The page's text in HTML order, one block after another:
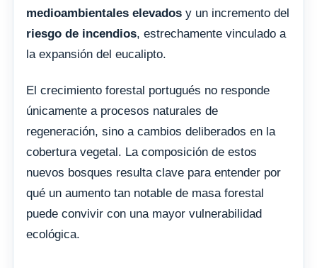
medioambientales elevados y un incremento del
riesgo de incendios, estrechamente vinculado a
la expansión del eucalipto.
El crecimiento forestal portugués no responde
únicamente a procesos naturales de
regeneración, sino a cambios deliberados en la
cobertura vegetal. La composición de estos
nuevos bosques resulta clave para entender por
qué un aumento tan notable de masa forestal
puede convivir con una mayor vulnerabilidad
ecológica.